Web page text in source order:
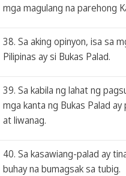
mga magulang na parehong
38. Sa aking opinyon, isa sa
Pilipinas ay si Bukas Palad.
39. Sa kabila ng lahat ng
mga kanta ng Bukas Palad
at liwanag.
40. Sa kasawiang-palad ay
buhay na bumagsak sa tubig.